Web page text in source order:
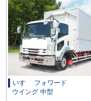
いすゞ フォワード
ウイング 中型